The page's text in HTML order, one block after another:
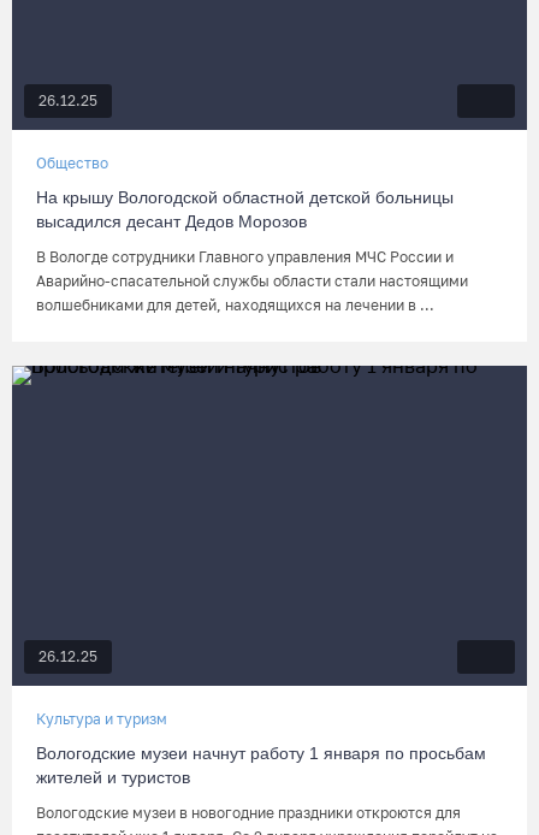
26.12.25
Общество
На крышу Вологодской областной детской больницы
высадился десант Дедов Морозов
В Вологде сотрудники Главного управления МЧС России и
Аварийно-спасательной службы области стали настоящими
волшебниками для детей, находящихся на лечении в ...
26.12.25
Культура и туризм
Вологодские музеи начнут работу 1 января по просьбам
жителей и туристов
Вологодские музеи в новогодние праздники откроются для